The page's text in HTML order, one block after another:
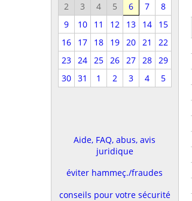
2 3 4 5 6 7
8
9
10 11 12 13 14
15
16
17 18 19 20 21
22
23
24 25 26 27 28
29
30
31 1 2 3 4 5
Aide, FAQ, abus, avis
juridique
éviter hammeç./fraudes
conseils pour votre sécurité